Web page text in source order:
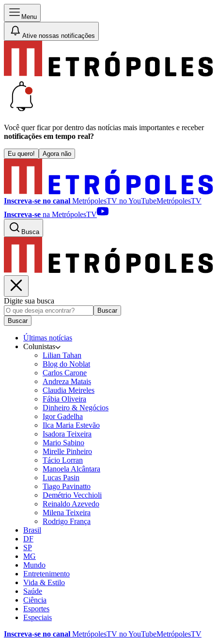
Menu
Ative nossas notificações
Você quer ficar por dentro das notícias mais importantes e receber
notificações em tempo real?
Eu quero! Agora não
Inscreva-se no canal MetrópolesTV noYouTubeMetrópolesTV
Inscreva-se na MetrópolesTV
Busca
Digite sua busca
Buscar
Buscar
Últimas notícias
Colunistas
Lilian Tahan
Blog do Noblat
Carlos Carone
Andreza Matais
Claudia Meireles
Fábia Oliveira
Dinheiro & Negócios
Igor Gadelha
Ilca Maria Estevão
Isadora Teixeira
Mario Sabino
Mirelle Pinheiro
Tácio Lorran
Manoela Alcântara
Lucas Pasin
Tiago Pavinatto
Demétrio Vecchioli
Reinaldo Azevedo
Milena Teixeira
Rodrigo França
Brasil
DF
SP
MG
Mundo
Entretenimento
Vida & Estilo
Saúde
Ciência
Esportes
Especiais
Inscreva-se no canal MetrópolesTV noYouTubeMetrópolesTV